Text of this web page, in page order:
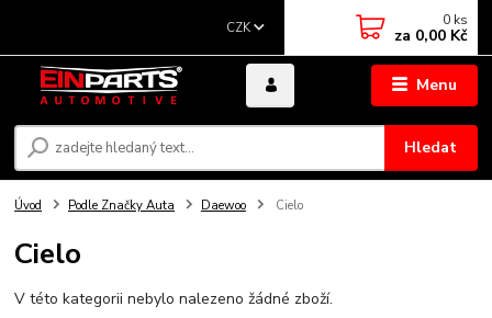
Menu
CZK
Hledat
0 ks
za 0,00 Kč
Úvod Podle Značky Auta Daewoo Cielo
Cielo
V této kategorii nebylo nalezeno žádné zboží.